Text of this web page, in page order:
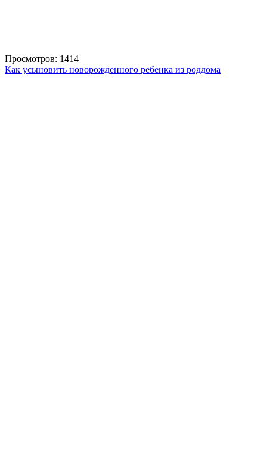
Просмотров: 1414
Как усыновить новорожденного ребенка из роддома